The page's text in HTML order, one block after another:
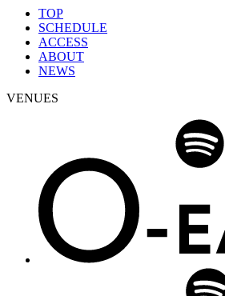
TOP
SCHEDULE
ACCESS
ABOUT
NEWS
VENUES